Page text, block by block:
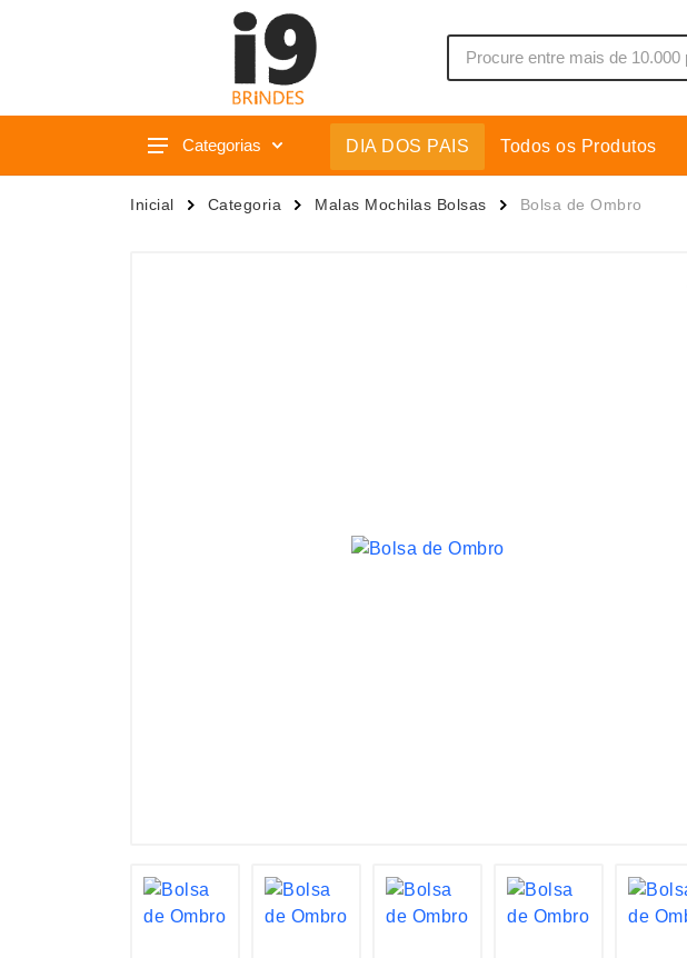
Categorias
Acessórios p/ Celular
Caixas de Som
DIA DOS PAIS Todos os Produtos
Inicial Categoria Malas Mochilas Bolsas Bolsa de Ombro